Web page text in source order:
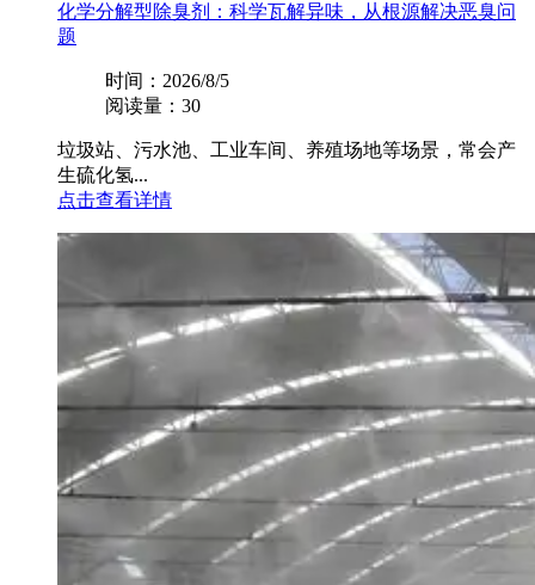
化学分解型除臭剂：科学瓦解异味，从根源解决恶臭问
题
时间：2026/8/5
阅读量：30
垃圾站、污水池、工业车间、养殖场地等场景，常会产
生硫化氢...
点击查看详情